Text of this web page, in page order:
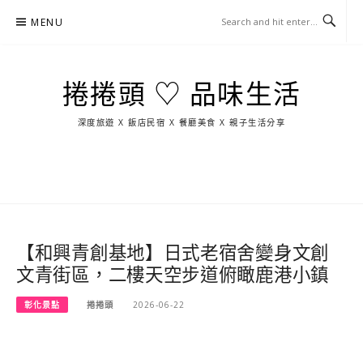
MENU
捲捲頭 ♡ 品味生活
深度旅遊 X 飯店民宿 X 餐廳美食 X 親子生活分享
【和興青創基地】日式老宿舍變身文創
文青街區，二樓天空步道俯瞰鹿港小鎮
彰化景點 捲捲頭 2026-06-22